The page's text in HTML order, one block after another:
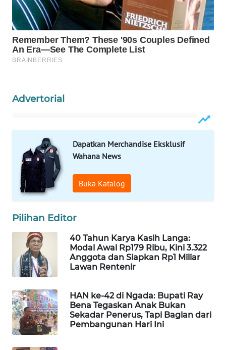
Advertorial
Dapatkan Merchandise Eksklusif
Wahana News
Buka Katalog
Pilihan Editor
40 Tahun Karya Kasih Langa:
Modal Awal Rp179 Ribu, Kini 3.322
Anggota dan Siapkan Rp1 Miliar
Lawan Rentenir
HAN ke-42 di Ngada: Bupati Ray
Bena Tegaskan Anak Bukan
Sekadar Penerus, Tapi Bagian dari
Pembangunan Hari Ini
MARTABAT
NET
PLN
WATCH
KOPEKLIN
PORTAL
KONSUMEN
FORWAMKI
ALPERKLINAS
FORJASIDA
TAMBANG
NEWS